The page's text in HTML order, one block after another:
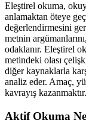
Eleştirel okuma,
anlamaktan öteye
değerlendirmesini
metnin
odaklanır. Eleştirel
metindeki olası
diğer kaynaklarla
analiz eder. Amaç,
kavrayış kazanmaktır.
Aktif Okuma